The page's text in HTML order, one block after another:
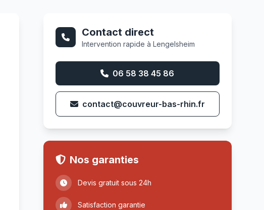
Contact direct
Intervention rapide à Lengelsheim
06 58 38 45 86
contact@couvreur-bas-rhin.fr
Nos garanties
Devis gratuit sous 24h
Satisfaction garantie